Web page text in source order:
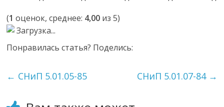
(1 оценок, среднее: 4,00 из 5)
Загрузка...
Понравилась статья? Поделись:
← СНиП 5.01.05-85 СНиП 5.01.07-84 →